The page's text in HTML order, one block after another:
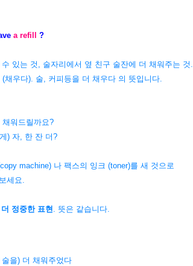
a refill ?
있는 것, 술자리에서 옆 친구 술잔에 더 채워주는 것.
우다). 술, 커피등을 더 채우다 의 뜻입니다.
워드릴까요?
) 자, 한 잔 더?
machine) 나 팩스의 잉크 (toner)를 새 것으로
세요.
더 정중한 표현. 뜻은 같습니다.
을) 더 채워주었다